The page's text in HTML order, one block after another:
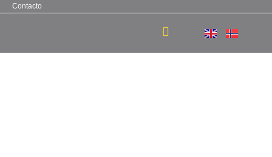
Contacto